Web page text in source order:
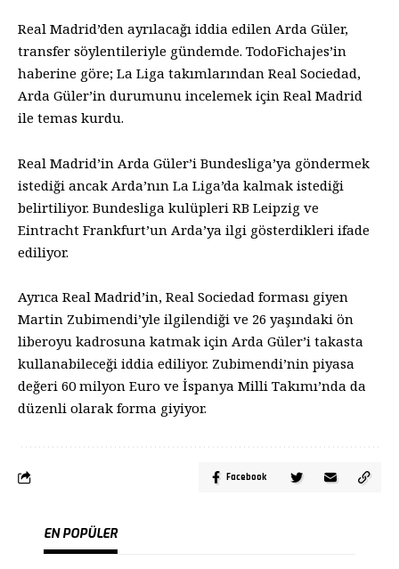
Real Madrid’den ayrılacağı iddia edilen Arda Güler,
transfer söylentileriyle gündemde. TodoFichajes’in
haberine göre; La Liga takımlarından Real Sociedad,
Arda Güler’in durumunu incelemek için Real Madrid
ile temas kurdu.
Real Madrid’in Arda Güler’i Bundesliga’ya göndermek
istediği ancak Arda’nın La Liga’da kalmak istediği
belirtiliyor. Bundesliga kulüpleri RB Leipzig ve
Eintracht Frankfurt’un Arda’ya ilgi gösterdikleri ifade
ediliyor.
Ayrıca Real Madrid’in, Real Sociedad forması giyen
Martin Zubimendi’yle ilgilendiği ve 26 yaşındaki ön
liberoyu kadrosuna katmak için Arda Güler’i takasta
kullanabileceği iddia ediliyor. Zubimendi’nin piyasa
değeri 60 milyon Euro ve İspanya Milli Takımı’nda da
düzenli olarak forma giyiyor.
Facebook
EN POPÜLER